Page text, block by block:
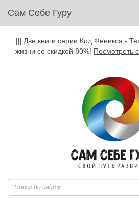
Сам Себе Гуру
||| Две книги серии Код Феникса -
жизни со скидкой 80%! Посмотреть